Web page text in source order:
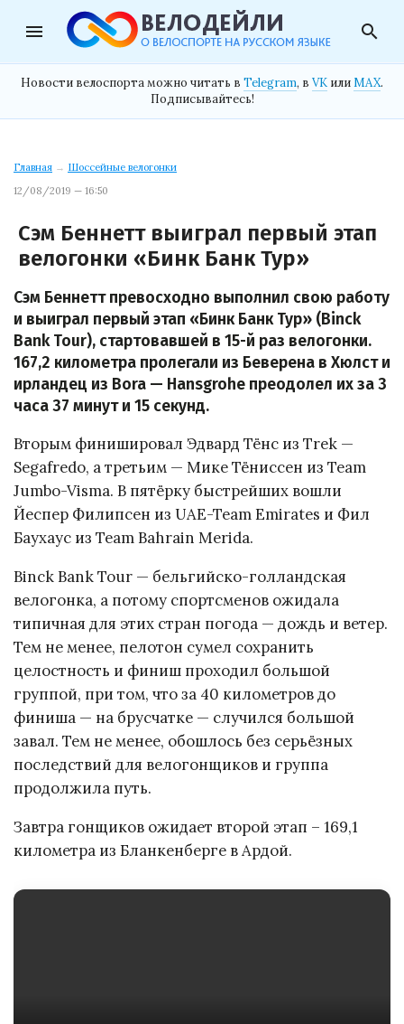
menu search
Новости велоспорта можно читать в Telegram, в VK илиMAX.
Подписывайтесь!
Главная → Шоссейные велогонки
12/08/2019 — 16:50
Сэм Беннетт выиграл первый этап
велогонки «Бинк Банк Тур»
Сэм Беннетт превосходно выполнил свою работу
и выиграл первый этап «Бинк Банк Тур» (Binck
Bank Tour), стартовавшей в 15-й раз велогонки.
167,2 километра пролегали из Беверена в Хюлст и
ирландец из Bora — Hansgrohe преодолел их за 3
часа 37 минут и 15 секунд.
Вторым финишировал Эдвард Тёнс из Trek —
Segafredo, а третьим — Мике Тёниссен из Team
Jumbo-Visma. В пятёрку быстрейших вошли
Йеспер Филипсен из UAE-Team Emirates и Фил
Баухаус из Team Bahrain Merida.
Binck Bank Tour — бельгийско-голландская
велогонка, а потому спортсменов ожидала
типичная для этих стран погода — дождь и ветер.
Тем не менее, пелотон сумел сохранить
целостность и финиш проходил большой
группой, при том, что за 40 километров до
финиша — на брусчатке — случился большой
завал. Тем не менее, обошлось без серьёзных
последствий для велогонщиков и группа
продолжила путь.
Завтра гонщиков ожидает второй этап – 169,1
километра из Бланкенберге в Ардой.